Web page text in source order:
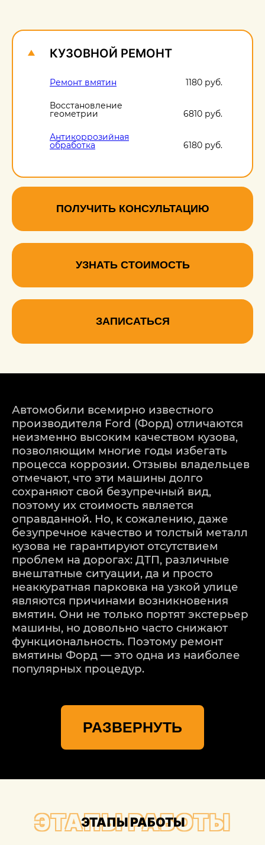
КУЗОВНОЙ РЕМОНТ
Ремонт вмятин 1180 руб.
Восстановление
геометрии 6810 руб.
Антикоррозийная
обработка 6180 руб.
ПОЛУЧИТЬ КОНСУЛЬТАЦИЮ
УЗНАТЬ СТОИМОСТЬ
ЗАПИСАТЬСЯ
Автомобили всемирно известного
производителя Ford (Форд) отличаются
неизменно высоким качеством кузова,
позволяющим многие годы избегать
процесса коррозии. Отзывы владельцев
отмечают, что эти машины долго
сохраняют свой безупречный вид,
поэтому их стоимость является
оправданной. Но, к сожалению, даже
безупречное качество и толстый металл
кузова не гарантируют отсутствием
проблем на дорогах: ДТП, различные
внештатные ситуации, да и просто
неаккуратная парковка на узкой улице
являются причинами возникновения
вмятин. Они не только портят экстерьер
машины, но довольно часто снижают
функциональность. Поэтому ремонт
вмятины Форд — это одна из наиболее
популярных процедур.
операцию в специализированном
техническом автоцентре
многие дефекты беспокрасочным
удешевляет восстановление. А
значительный опыт специалистов дает
возможность исправлять даже
РАЗВЕРНУТЬ
ЭТАПЫ РАБОТЫ
ЭТАПЫ РАБОТЫ